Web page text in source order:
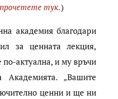
тук.)
академия благодари
за ценната лекция,
по-актуална, и му връчи
Академията. „Вашите
ценни и ще ни